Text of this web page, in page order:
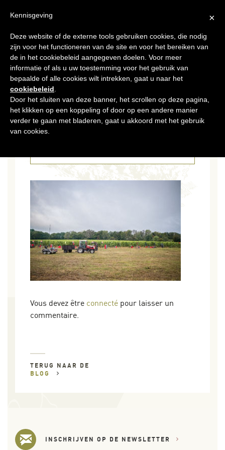
MENU
09 OKT 2019
DSCF2321
Vous devez être connecté pour laisser un
commentaire.
TERUG NAAR DE
BLOG
INSCHRIJVEN OP DE NEWSLETTER
×
Kennisgeving
Deze website of de externe tools gebruiken cookies, die nodig
zijn voor het functioneren van de site en voor het bereiken van
de in het cookiebeleid aangegeven doelen. Voor meer
informatie of als u uw toestemming voor het gebruik van
bepaalde of alle cookies wilt intrekken, gaat u naar het
cookiebeleid
Door het sluiten van deze banner, het scrollen op deze pagina,
het klikken op een koppeling of door op een andere manier
verder te gaan met bladeren, gaat u akkoord met het gebruik
van cookies.